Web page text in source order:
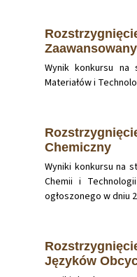
Wynik konkursu na
Materiałów i
Chemiczny
Wyniki konkursu na
Chemii i
ogłoszonego w dniu
Języków